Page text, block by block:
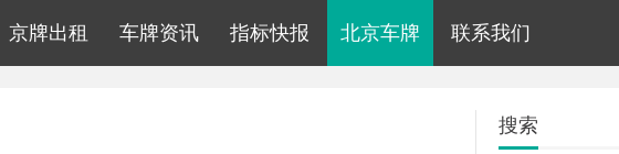
京牌出租 车牌资讯 指标快报 北京车牌 联系我们
搜索